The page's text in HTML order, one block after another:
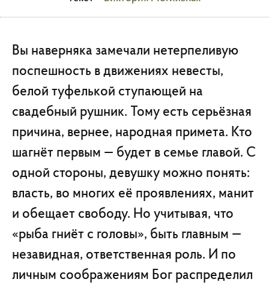
Вы наверняка замечали нетерпеливую
поспешность в движениях невесты,
белой туфелькой ступающей на
свадебный рушник. Тому есть серьёзная
причина, вернее, народная примета. Кто
шагнёт первым — будет в семье главой. С
одной стороны, девушку можно понять:
власть, во многих её проявлениях, манит
и обещает свободу. Но учитывая, что
«рыба гниёт с головы», быть главным —
незавидная, ответственная роль. И по
личным соображениям Бог распределил